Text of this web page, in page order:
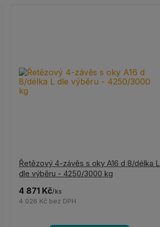
Řetězový 4-závěs s oky A16 d 8/délka L
dle výběru - 4250/3000 kg
4 871 Kč/ks
4 026 Kč bez DPH